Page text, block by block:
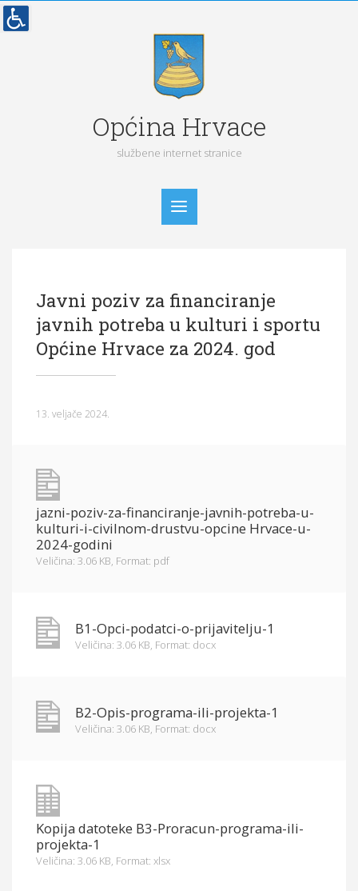
Općina Hrvace
službene internet stranice
Vijesti
Obavijesti
Općinska tijela
Pristup informacijama
Javni poziv za financiranje
javnih potreba u kulturi i sportu
Općine Hrvace za 2024. god
13. veljače 2024.
jazni-poziv-za-financiranje-javnih-potreba-u-
kulturi-i-civilnom-drustvu-opcine Hrvace-u-
2024-godini
Veličina: 3.06 KB, Format: pdf
B1-Opci-podatci-o-prijavitelju-1
Veličina: 3.06 KB, Format: docx
B2-Opis-programa-ili-projekta-1
Veličina: 3.06 KB, Format: docx
Kopija datoteke B3-Proracun-programa-ili-
projekta-1
Veličina: 3.06 KB, Format: xlsx